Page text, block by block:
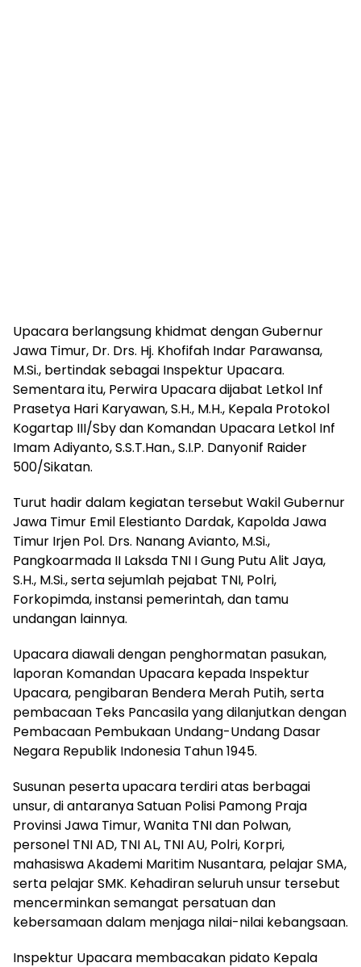
Upacara berlangsung khidmat dengan Gubernur
Jawa Timur, Dr. Drs. Hj. Khofifah Indar Parawansa,
M.Si., bertindak sebagai Inspektur Upacara.
Sementara itu, Perwira Upacara dijabat Letkol Inf
Prasetya Hari Karyawan, S.H., M.H., Kepala Protokol
Kogartap III/Sby dan Komandan Upacara Letkol Inf
Imam Adiyanto, S.S.T.Han., S.I.P. Danyonif Raider
500/Sikatan.
Turut hadir dalam kegiatan tersebut Wakil Gubernur
Jawa Timur Emil Elestianto Dardak, Kapolda Jawa
Timur Irjen Pol. Drs. Nanang Avianto, M.Si.,
Pangkoarmada II Laksda TNI I Gung Putu Alit Jaya,
S.H., M.Si., serta sejumlah pejabat TNI, Polri,
Forkopimda, instansi pemerintah, dan tamu
undangan lainnya.
Upacara diawali dengan penghormatan pasukan,
laporan Komandan Upacara kepada Inspektur
Upacara, pengibaran Bendera Merah Putih, serta
pembacaan Teks Pancasila yang dilanjutkan dengan
Pembacaan Pembukaan Undang-Undang Dasar
Negara Republik Indonesia Tahun 1945.
Susunan peserta upacara terdiri atas berbagai
unsur, di antaranya Satuan Polisi Pamong Praja
Provinsi Jawa Timur, Wanita TNI dan Polwan,
personel TNI AD, TNI AL, TNI AU, Polri, Korpri,
mahasiswa Akademi Maritim Nusantara, pelajar SMA,
serta pelajar SMK. Kehadiran seluruh unsur tersebut
mencerminkan semangat persatuan dan
kebersamaan dalam menjaga nilai-nilai kebangsaan.
Inspektur Upacara membacakan pidato Kepala